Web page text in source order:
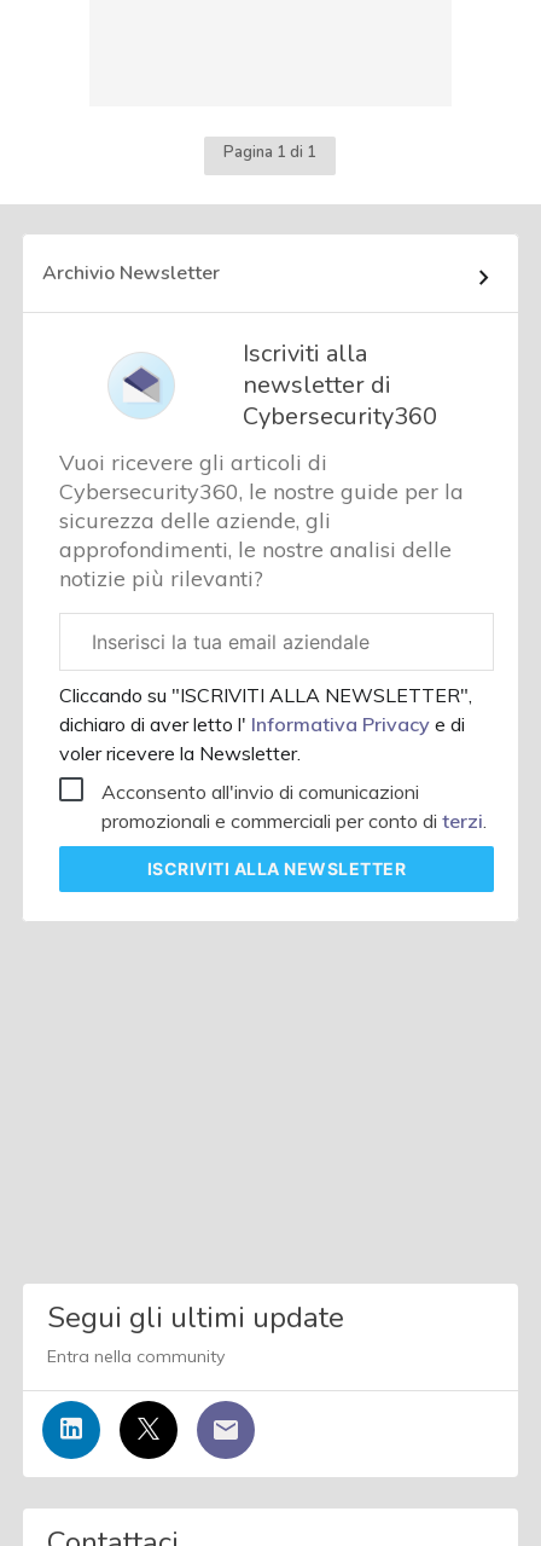
Pagina 1 di 1
Archivio Newsletter
Iscriviti alla
newsletter di
Cybersecurity360
Vuoi ricevere gli articoli di
Cybersecurity360, le nostre guide per la
sicurezza delle aziende, gli
approfondimenti, le nostre analisi delle
notizie più rilevanti?
aziendale
Cliccando su "ISCRIVITI ALLA NEWSLETTER",
dichiaro di aver letto l' Informativa Privacye di
voler ricevere la Newsletter.
Acconsento all'invio di comunicazioni
promozionali e commerciali per conto diterzi.
ISCRIVITI ALLA NEWSLETTER
Segui gli ultimi update
Entra nella community